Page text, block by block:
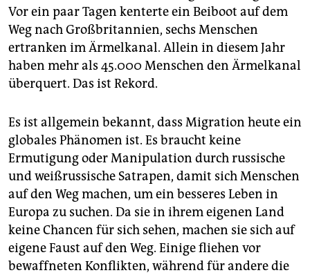
Vor ein paar Tagen kenterte ein Beiboot auf dem
Weg nach Großbritannien, sechs Menschen
ertranken im Ärmelkanal. Allein in diesem Jahr
haben mehr als 45.000 Menschen den Ärmelkanal
überquert. Das ist Rekord.
Es ist allgemein bekannt, dass Migration heute ein
globales Phänomen ist. Es braucht keine
Ermutigung oder Manipulation durch russische
und weißrussische Satrapen, damit sich Menschen
auf den Weg machen, um ein besseres Leben in
Europa zu suchen. Da sie in ihrem eigenen Land
keine Chancen für sich sehen, machen sie sich auf
eigene Faust auf den Weg. Einige fliehen vor
bewaffneten Konflikten, während für andere die